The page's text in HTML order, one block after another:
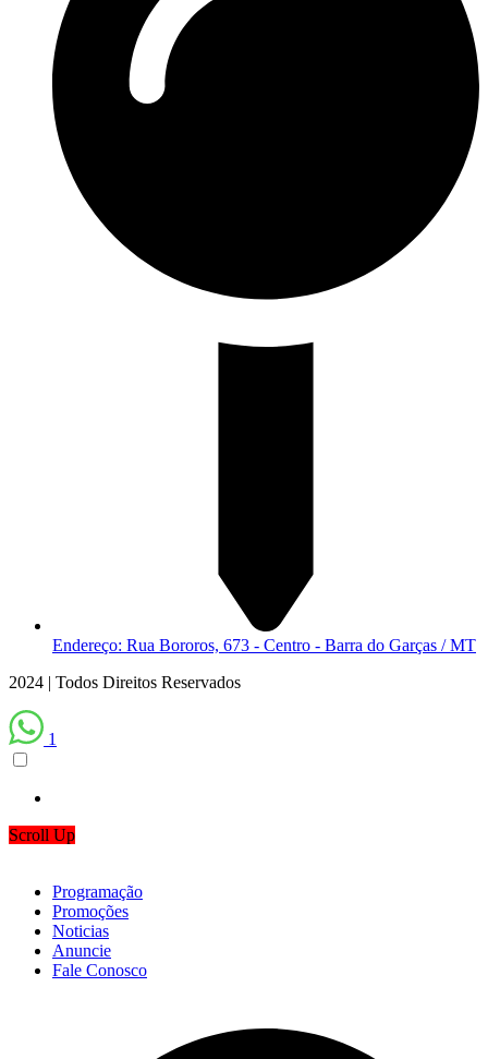
Endereço: Rua Bororos, 673 - Centro - Barra do Garças / MT
2024 | Todos Direitos Reservados
1
Scroll Up
Programação
Promoções
Noticias
Anuncie
Fale Conosco